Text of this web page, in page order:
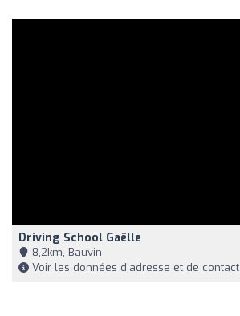
Driving School Gaëlle
8,2km, Bauvin
Voir les données d'adresse et de contact